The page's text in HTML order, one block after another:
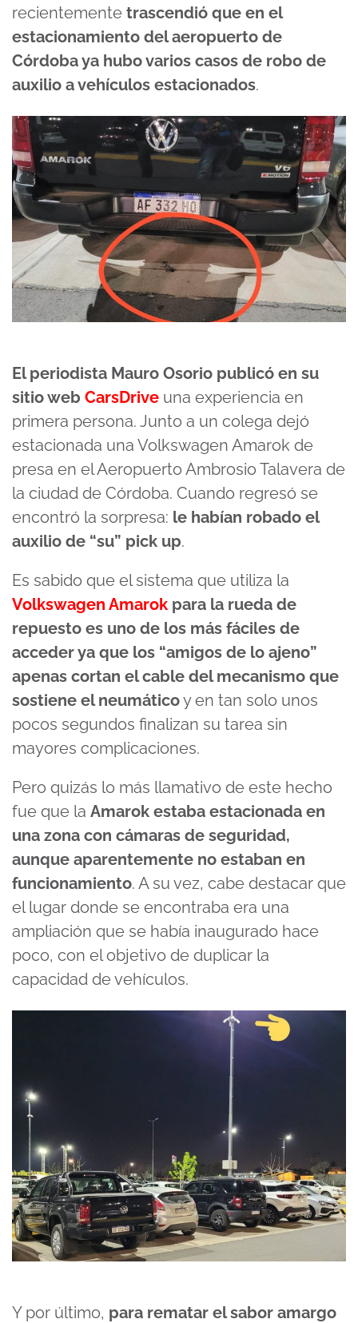
recientemente trascendió que en el
estacionamiento del aeropuerto de
Córdoba ya hubo varios casos de robo de
auxilio a vehículos estacionados.
El periodista Mauro Osorio publicó en su
sitio web CarsDrive una experiencia en
primera persona. Junto a un colega dejó
estacionada una Volkswagen Amarok de
presa en el Aeropuerto Ambrosio Talavera de
la ciudad de Córdoba. Cuando regresó se
encontró la sorpresa: le habían robado el
auxilio de “su” pick up.
Es sabido que el sistema que utiliza la
Volkswagen Amarok para la rueda de
repuesto es uno de los más fáciles de
acceder ya que los “amigos de lo ajeno”
apenas cortan el cable del mecanismo que
sostiene el neumáticoy en tan solo unos
pocos segundos finalizan su tarea sin
mayores complicaciones.
Pero quizás lo más llamativo de este hecho
fue que la Amarok estaba estacionada en
una zona con cámaras de seguridad,
aunque aparentemente no estaban en
funcionamiento. A su vez, cabe destacar que
el lugar donde se encontraba era una
ampliación que se había inaugurado hace
poco, con el objetivo de duplicar la
capacidad de vehículos.
Y por último, para rematar el sabor amargo